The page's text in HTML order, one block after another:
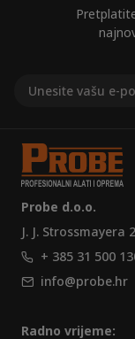
Probe d.o.o.
J. J. Strossmayera
+ 385 31 500
info@probe.hr
Radno vrijeme: